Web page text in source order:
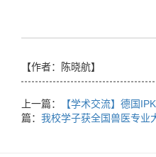
【作者：陈晓航】
上一篇： 【学术交流】德国
篇： 我校学子获全国兽医专业